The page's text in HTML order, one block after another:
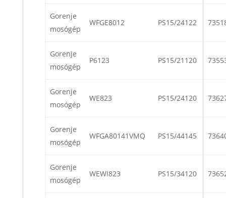
Gorenje
mosógép
WFGE8012 PS15/24122
Gorenje
mosógép
P6123 PS15/21120
Gorenje
mosógép
WE823 PS15/24120
Gorenje
mosógép
WFGA80141VMQ PS15/44145
Gorenje
mosógép
WEWI823 PS15/34120